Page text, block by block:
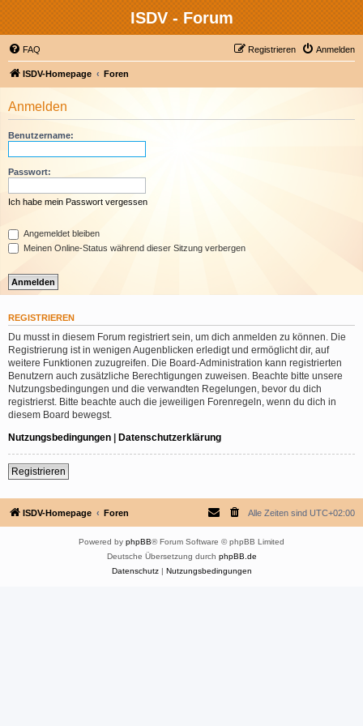
ISDV - Forum
FAQ Anmelden
Registrieren
ISDV-Homepage Foren
Anmelden
Benutzername:
Passwort:
Ich habe mein Passwort vergessen
Angemeldet bleiben
Meinen Online-Status während dieser Sitzung verbergen
REGISTRIEREN
Du musst in diesem Forum registriert sein, um dich anmelden zu können. Die
Registrierung ist in wenigen Augenblicken erledigt und ermöglicht dir, auf
weitere Funktionen zuzugreifen. Die Board-Administration kann registrierten
Benutzern auch zusätzliche Berechtigungen zuweisen. Beachte bitte unsere
Nutzungsbedingungen und die verwandten Regelungen, bevor du dich
registrierst. Bitte beachte auch die jeweiligen Forenregeln, wenn du dich in
diesem Board bewegst.
Nutzungsbedingungen | Datenschutzerklärung
Registrieren
ISDV-Homepage Foren Alle Zeiten sind UTC+02:00
Powered by phpBB® Forum Software © phpBB Limited
Deutsche Übersetzung durch phpBB.de
Datenschutz| Nutzungsbedingungen